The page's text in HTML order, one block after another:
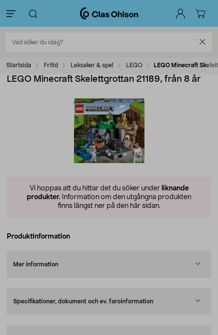
Startsida Fritid Leksaker & spel LEGO LEGO Minecraft
LEGO Minecraft Skelettgrottan 21189, från 8 år
Vi hoppas att du hittar det du söker under liknande
produkter. Information om den utgångna produkten
finns längst ner på den här sidan.
Produktinformation
Mer information
Specifikationer, dokument och ev. faroinformation